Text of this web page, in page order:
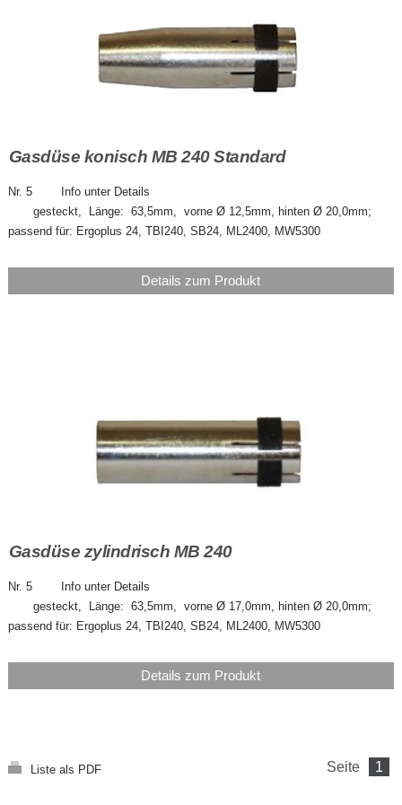
Gasdüse konisch MB 240 Standard
Nr. 5 Info unter Details
gesteckt, Länge: 63,5mm, vorne Ø 12,5mm, hinten Ø 20,0mm;
passend für: Ergoplus 24, TBI240, SB24, ML2400, MW5300
Details zum Produkt
Gasdüse zylindrisch MB 240
Nr. 5 Info unter Details
gesteckt, Länge: 63,5mm, vorne Ø 17,0mm, hinten Ø 20,0mm;
passend für: Ergoplus 24, TBI240, SB24, ML2400, MW5300
Details zum Produkt
Liste als PDF Seite 1